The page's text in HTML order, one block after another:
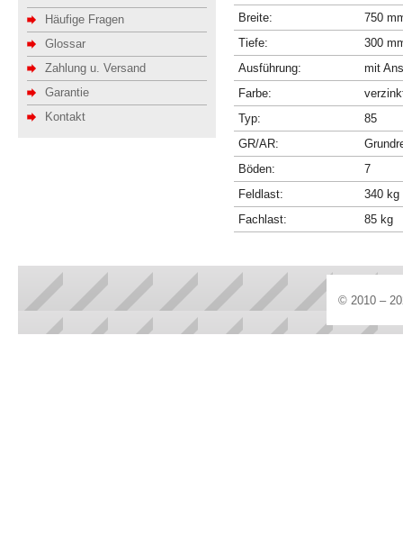
Häufige Fragen
Glossar
Zahlung u. Versand
Garantie
Kontakt
Breite:
750
Tiefe:
300
Ausführung:
mit
Farbe:
Typ:
85
GR/AR:
Böden:
7
Feldlast:
340 kg
Fachlast:
85 kg
© 2010 –